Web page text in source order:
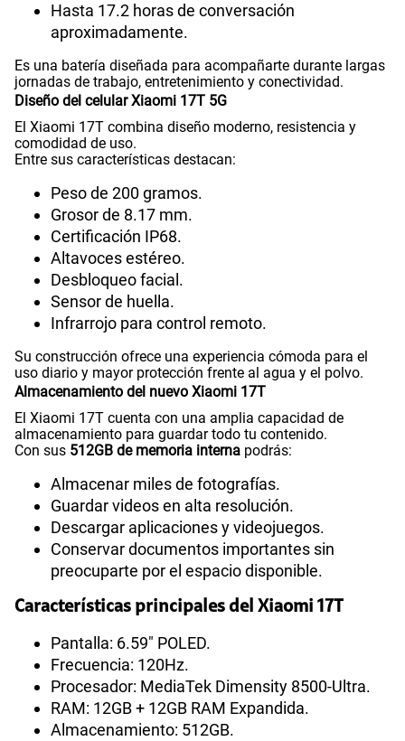
Hasta 17.2 horas de conversación
aproximadamente.
Es una batería diseñada para acompañarte durante largas
jornadas de trabajo, entretenimiento y conectividad.
Diseño del celular Xiaomi 17T 5G
El Xiaomi 17T combina diseño moderno, resistencia y
comodidad de uso.
Entre sus características destacan:
Peso de 200 gramos.
Grosor de 8.17 mm.
Certificación IP68.
Altavoces estéreo.
Desbloqueo facial.
Sensor de huella.
Infrarrojo para control remoto.
Su construcción ofrece una experiencia cómoda para el
uso diario y mayor protección frente al agua y el polvo.
Almacenamiento del nuevo Xiaomi 17T
El Xiaomi 17T cuenta con una amplia capacidad de
almacenamiento para guardar todo tu contenido.
Con sus 512GB de memoria interna podrás:
Almacenar miles de fotografías.
Guardar videos en alta resolución.
Descargar aplicaciones y videojuegos.
Conservar documentos importantes sin
preocuparte por el espacio disponible.
Características principales del Xiaomi 17T
Pantalla: 6.59" POLED.
Frecuencia: 120Hz.
Procesador: MediaTek Dimensity 8500-Ultra.
RAM: 12GB + 12GB RAM Expandida.
Almacenamiento: 512GB.